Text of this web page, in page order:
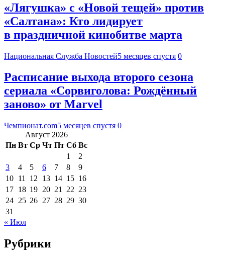
«Лягушка» с «Новой тещей» против
«Салтана»: Кто лидирует
в праздничной кинобитве марта
Национальная Служба Новостей5 месяцев спустя 0
Расписание выхода второго сезона
сериала «Сорвиголова: Рождённый
заново» от Marvel
Чемпионат.com5 месяцев спустя 0
Август 2026
Пн Вт Ср Чт Пт Сб Вс
1
2
3
4 5 6 7 8
9
10 11 12 13 14 15 16
17 18 19 20 21 22 23
24 25 26 27 28 29 30
31
« Июл
Рубрики